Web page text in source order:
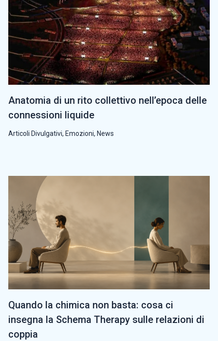
Anatomia di un rito collettivo nell’epoca delle
connessioni liquide
Articoli Divulgativi, Emozioni, News
Quando la chimica non basta: cosa ci
insegna la Schema Therapy sulle relazioni di
coppia